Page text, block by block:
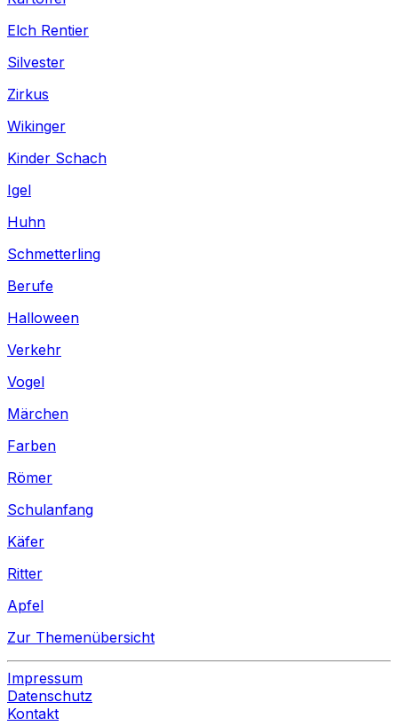
Elch Rentier
Silvester
Zirkus
Wikinger
Kinder Schach
Igel
Huhn
Schmetterling
Berufe
Halloween
Verkehr
Vogel
Märchen
Farben
Römer
Schulanfang
Käfer
Ritter
Apfel
Zur Themenübersicht
Impressum
Datenschutz
Kontakt